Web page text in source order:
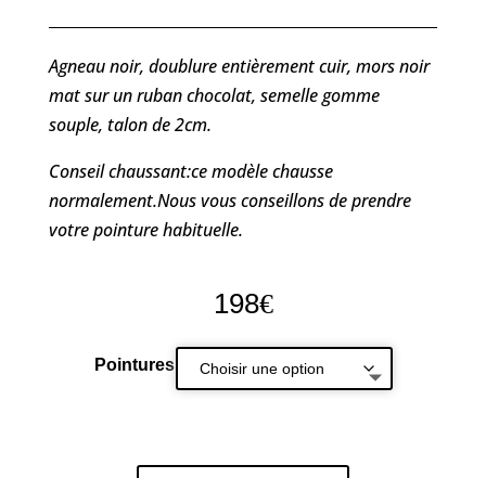
Agneau noir, doublure entièrement cuir, mors noir
mat sur un ruban chocolat, semelle gomme
souple, talon de 2cm.
Conseil chaussant:ce modèle chausse
normalement.Nous vous conseillons de prendre
votre pointure habituelle.
198€
Pointures